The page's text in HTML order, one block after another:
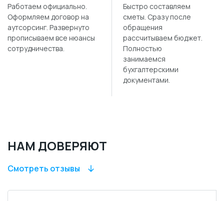
Работаем официально.
Оформляем договор на
аутсорсинг. Развернуто
прописываем все нюансы
сотрудничества.
Быстро составляем
сметы. Сразу после
обращения
рассчитываем бюджет.
Полностью
занимаемся
бухгалтерскими
документами.
НАМ ДОВЕРЯЮТ
Смотреть отзывы